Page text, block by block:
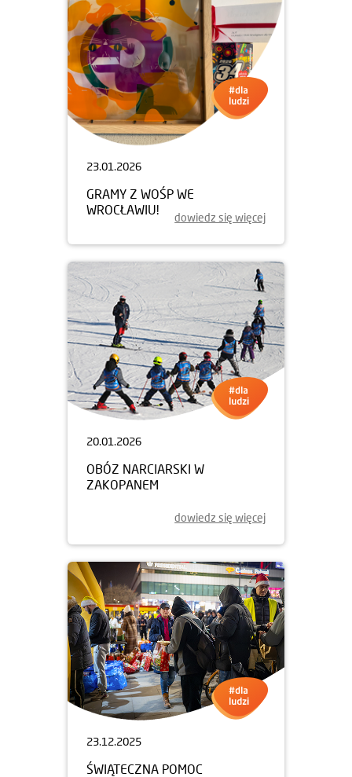
23.01.2026
GRAMY Z WOŚP WE
WROCŁAWIU!
dowiedz się więcej
20.01.2026
OBÓZ NARCIARSKI W
ZAKOPANEM
dowiedz się więcej
23.12.2025
ŚWIĄTECZNA POMOC